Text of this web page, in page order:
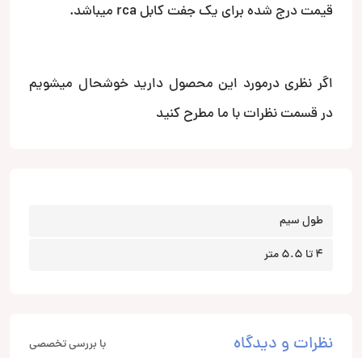
قیمت درج شده برای یک جفت کابل rca میباشد.
اگر نظری درمورد این محصول دارید خوشحال میشویم
در قسمت نظرات با ما مطرح کنید
طول سیم
4 تا 5.5 متر
نظرات و دیدگاه با بررسی تخصصی